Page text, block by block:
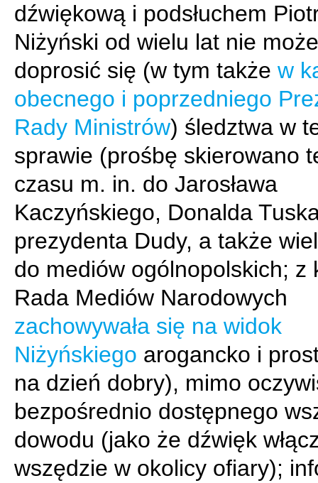
dźwiękową i podsłuchem
Niżyński od wielu lat nie może
doprosić się (w tym także w
obecnego i poprzedniego
Rady Ministrów) śledztwa w
sprawie (prośbę skierowano
czasu m. in. do Jarosława
Kaczyńskiego, Donalda
prezydenta Dudy, a także
do mediów ogólnopolskich; z
Rada Mediów Narodowych
zachowywała się na widok
Niżyńskiego arogancko i
na dzień dobry), mimo
bezpośrednio dostępnego
dowodu (jako że dźwięk
wszędzie w okolicy ofiary);